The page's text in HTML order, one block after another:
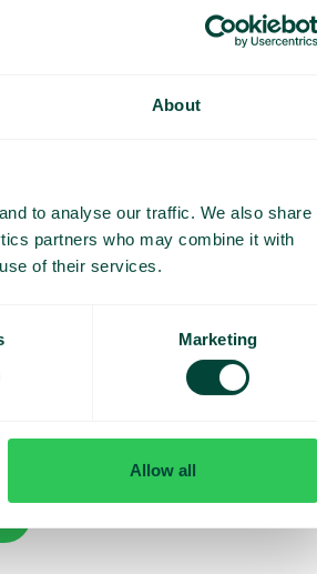
About
to analyse our traffic. We also share
partners who may combine it with
of their services.
Marketing
Allow all
réponses fréquentes
plus sur le fonctionnement de
? Dans notre FAQ, vous
et à l’extérieur de l’UE, ainsi que des
ci-dessous pour en savoir plus.